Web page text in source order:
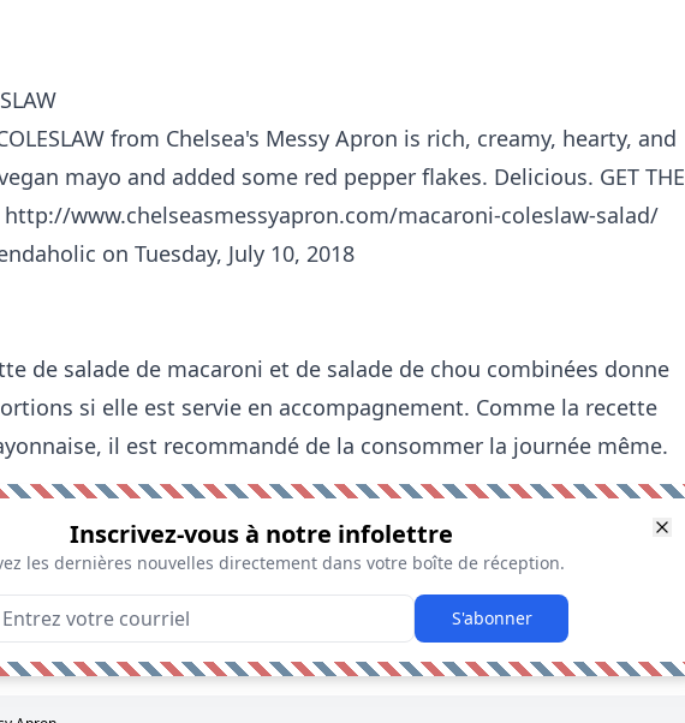
from Chelsea's Messy Apron is rich, creamy, hearty, and
mayo and added some red pepper flakes. Delicious. GET THE
http://www.chelseasmessyapron.com/macaroni-coleslaw-salad/
on Tuesday, July 10, 2018
de salade de macaroni et de salade de chou combinées donne
si elle est servie en accompagnement. Comme la recette
il est recommandé de la consommer la journée même.
Inscrivez-vous à notre infolettre
les dernières nouvelles directement dans votre boîte de réception.
S'abonner